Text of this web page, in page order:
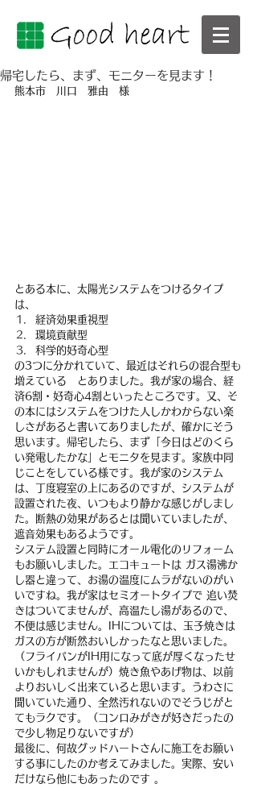
帰宅したら、まず、モニターを見ます！
熊本市　川口　雅由　様
とある本に、太陽光システムをつけるタイプ
は、
経済効果重視型
環境貢献型
科学的好奇心型
の3つに分かれていて、最近はそれらの混合型も
増えている　とありました。我が家の場合、経
済6割・好奇心4割といったところです。又、そ
の本にはシステムをつけた人しかわからない楽
しさがあると書いてありましたが、確かにそう
思います。帰宅したら、まず「今日はどのくら
い発電したかな」とモニタを見ます。家族中同
じことをしている様です。我が家のシステム
は、丁度寝室の上にあるのですが、システムが
設置された夜、いつもより静かな感じがしまし
た。断熱の効果があるとは聞いていましたが、
遮音効果もあるようです。
システム設置と同時にオール電化のリフォーム
もお願いしました。エコキュートは ガス湯沸か
し器と違って、お湯の温度にムラがないのがい
いですね。我が家はセミオートタイプで 追い焚
きはついてませんが、高温たし湯があるので、
不便は感じません。IHについては、玉子焼きは
ガスの方が断然おいしかったなと思いました。
（フライパンがIH用になって底が厚くなったせ
いかもしれませんが）焼き魚やあげ物は、以前
よりおいしく出来ていると思います。うわさに
聞いていた通り、全然汚れないのでそうじがと
てもラクです。（コンロみがきが好きだったの
で少し物足りないですが）
最後に、何故グッドハートさんに施工をお願い
する事にしたのか考えてみました。実際、安い
だけなら他にもあったのです 。